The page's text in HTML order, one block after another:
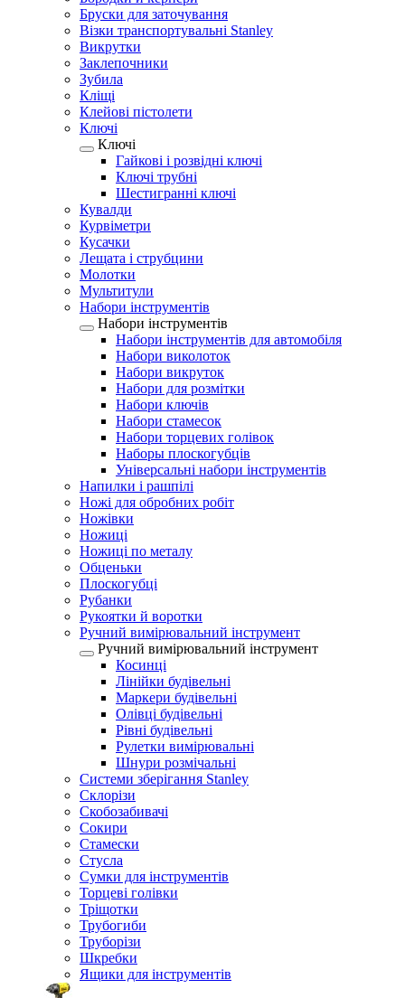
Бруски для заточування
Візки транспортувальні Stanley
Викрутки
Заклепочники
Зубила
Кліщі
Клейові пістолети
Ключі
Ключі
Гайкові і розвідні ключі
Ключі трубні
Шестигранні ключі
Кувалди
Курвіметри
Кусачки
Лещата і струбцини
Молотки
Мультитули
Набори інструментів
Набори інструментів
Набори інструментів для автомобіля
Набори виколоток
Набори викруток
Набори для розмітки
Набори ключів
Набори стамесок
Набори торцевих голівок
Наборы плоскогубців
Універсальні набори інструментів
Напилки і рашпілі
Ножі для обробних робіт
Ножівки
Ножиці
Ножиці по металу
Обценьки
Плоскогубці
Рубанки
Рукоятки й воротки
Ручний вимірювальний інструмент
Ручний вимірювальний інструмент
Косинці
Лінійки будівельні
Маркери будівельні
Олівці будівельні
Рівні будівельні
Рулетки вимірювальні
Шнури розмічальні
Системи зберігання Stanley
Склорізи
Скобозабивачі
Сокири
Стамески
Стусла
Сумки для інструментів
Торцеві голівки
Тріщотки
Трубогиби
Труборізи
Шкребки
Ящики для інструментів